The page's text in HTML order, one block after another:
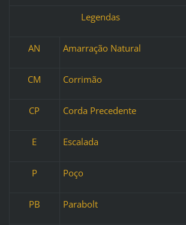
Legendas
AN Amarração Natural
CM Corrimão
CP Corda Precedente
E Escalada
P Poço
PB Parabolt